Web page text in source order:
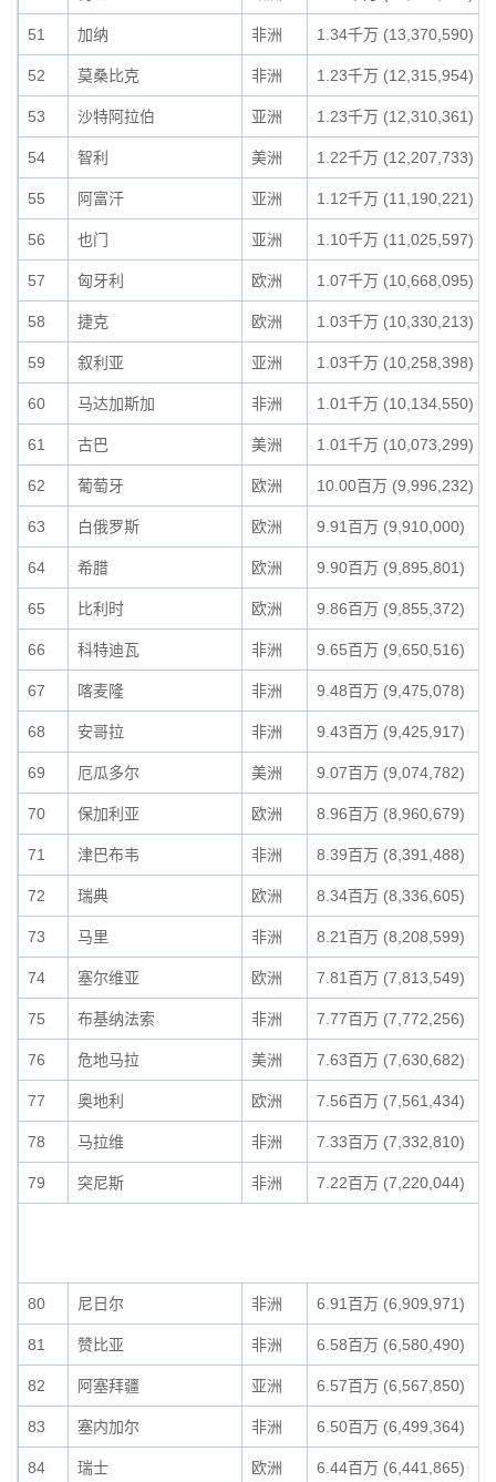
51 加纳 非洲 1.34千万 (13,370,590)
52 莫桑比克 非洲 1.23千万 (12,315,954)
53 沙特阿拉伯 亚洲 1.23千万 (12,310,361)
54 智利 美洲 1.22千万 (12,207,733)
55 阿富汗 亚洲 1.12千万 (11,190,221)
56 也门 亚洲 1.10千万 (11,025,597)
57 匈牙利 欧洲 1.07千万 (10,668,095)
58 捷克 欧洲 1.03千万 (10,330,213)
59 叙利亚 亚洲 1.03千万 (10,258,398)
60 马达加斯加 非洲 1.01千万 (10,134,550)
61 古巴 美洲 1.01千万 (10,073,299)
62 葡萄牙 欧洲 10.00百万 (9,996,232)
63 白俄罗斯 欧洲 9.91百万 (9,910,000)
64 希腊 欧洲 9.90百万 (9,895,801)
65 比利时 欧洲 9.86百万 (9,855,372)
66 科特迪瓦 非洲 9.65百万 (9,650,516)
67 喀麦隆 非洲 9.48百万 (9,475,078)
68 安哥拉 非洲 9.43百万 (9,425,917)
69 厄瓜多尔 美洲 9.07百万 (9,074,782)
70 保加利亚 欧洲 8.96百万 (8,960,679)
71 津巴布韦 非洲 8.39百万 (8,391,488)
72 瑞典 欧洲 8.34百万 (8,336,605)
73 马里 非洲 8.21百万 (8,208,599)
74 塞尔维亚 欧洲 7.81百万 (7,813,549)
75 布基纳法索 非洲 7.77百万 (7,772,256)
76 危地马拉 美洲 7.63百万 (7,630,682)
77 奥地利 欧洲 7.56百万 (7,561,434)
78 马拉维 非洲 7.33百万 (7,332,810)
79 突尼斯 非洲 7.22百万 (7,220,044)
80 尼日尔 非洲 6.91百万 (6,909,971)
81 赞比亚 非洲 6.58百万 (6,580,490)
82 阿塞拜疆 亚洲 6.57百万 (6,567,850)
83 塞内加尔 非洲 6.50百万 (6,499,364)
84 瑞士 欧洲 6.44百万 (6,441,865)